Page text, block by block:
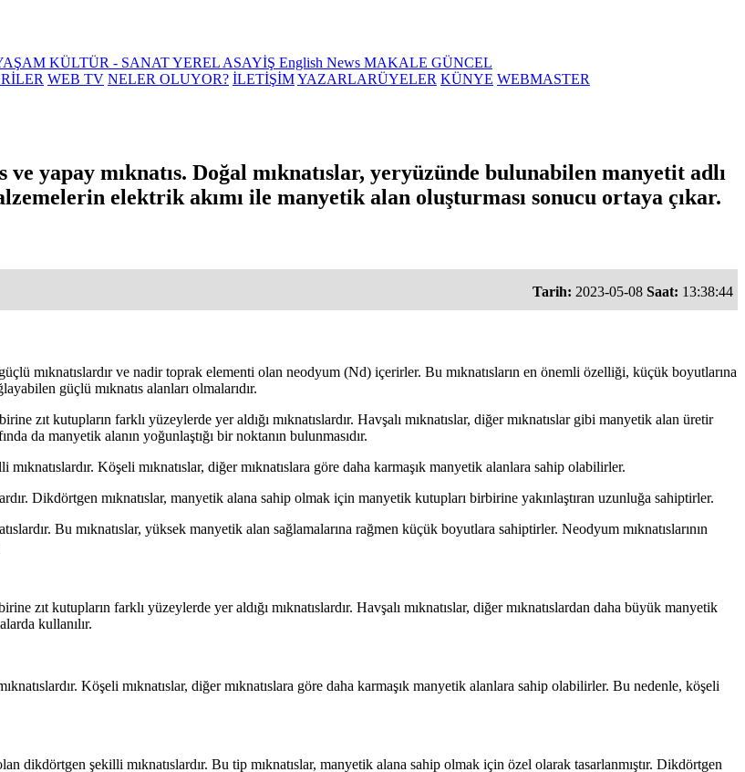
KÜLTÜR - SANATYEREL ASAYİŞ English News MAKALE GÜNCEL
WEB TV NELER OLUYOR? İLETİŞİMYAZARLARÜYELER KÜNYE WEBMASTER
yapay mıknatıs. Doğal mıknatıslar, yeryüzünde bulunabilen manyetit adlı
elektrik akımı ile manyetik alan oluşturması sonucu ortaya çıkar.
Tarih: 2023-05-08 Saat: 13:38:44
mıknatıslardır ve nadir toprak elementi olan neodyum (Nd) içerirler. Bu mıknatısların en önemli özelliği, küçük boyutlarına
güçlü mıknatıs alanları olmalarıdır.
zıt kutupların farklı yüzeylerde yer aldığı mıknatıslardır. Havşalı mıknatıslar, diğer mıknatıslar gibi manyetik alan üretir
da manyetik alanın yoğunlaştığı bir noktanın bulunmasıdır.
Köşeli mıknatıslar, diğer mıknatıslara göre daha karmaşık manyetik alanlara sahip olabilirler.
Dikdörtgen mıknatıslar, manyetik alana sahip olmak için manyetik kutupları birbirine yakınlaştıran uzunluğa sahiptirler.
Bu mıknatıslar, yüksek manyetik alan sağlamalarına rağmen küçük boyutlara sahiptirler. Neodyum mıknatıslarının
zıt kutupların farklı yüzeylerde yer aldığı mıknatıslardır. Havşalı mıknatıslar, diğer mıknatıslardan daha büyük manyetik
kullanılır.
Köşeli mıknatıslar, diğer mıknatıslara göre daha karmaşık manyetik alanlara sahip olabilirler. Bu nedenle, köşeli
dikdörtgen şekilli mıknatıslardır. Bu tip mıknatıslar, manyetik alana sahip olmak için özel olarak tasarlanmıştır. Dikdörtgen